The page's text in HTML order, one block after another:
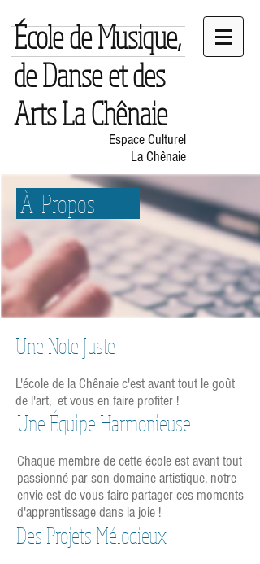
Espace Culturel
La Chênaie
École de Musique,
de Danse et des
Arts La Chênaie
À Propos
Une Note Juste
L'école de la Chênaie c'est avant tout le goût
de l'art, et vous en faire profiter !
Une Équipe Harmonieuse
Chaque membre de cette école est avant tout
passionné par son domaine artistique, notre
envie est de vous faire partager ces moments
d'apprentissage dans la joie !
Des Projets Mélodieux